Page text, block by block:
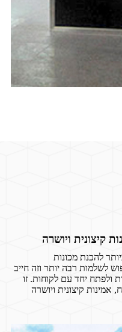
לשלמות רבה יותר וזה חייב
ולפתח יחד עם לקוחות. זו